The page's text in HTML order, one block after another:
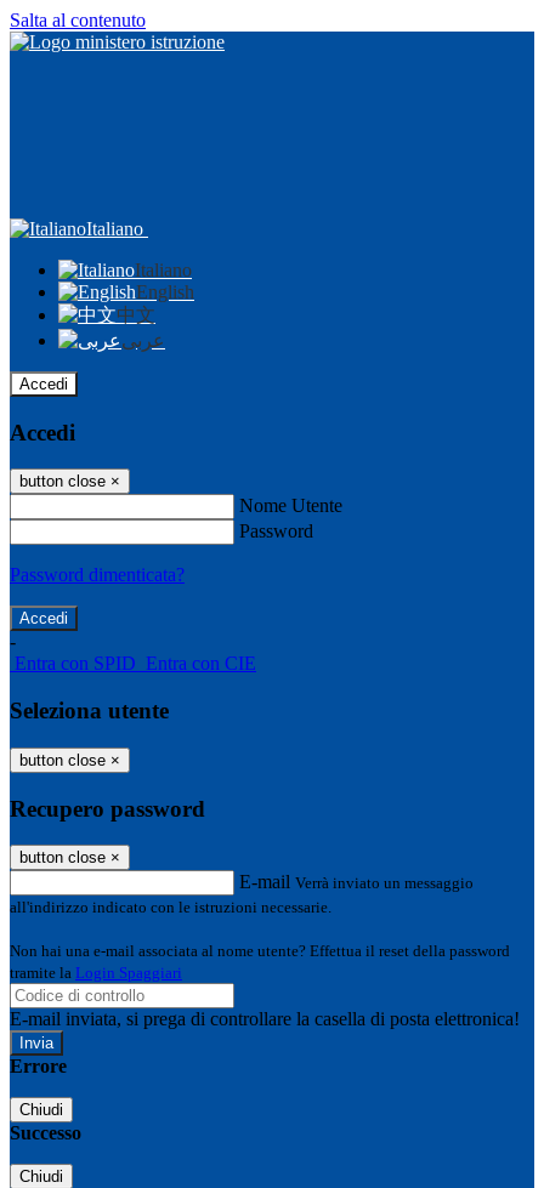
Salta al contenuto
Italiano
Italiano
English
中文
عربى
Accedi
Accedi
button close ×
Nome Utente
Password
Password dimenticata?
-
Entra con SPID Entra con CIE
Seleziona utente
button close ×
Recupero password
button close ×
E-mail Verrà inviato un messaggio
all'indirizzo indicato con le istruzioni necessarie.
Non hai una e-mail associata al nome utente? Effettua il reset della password
tramite la Login Spaggiari
E-mail inviata, si prega di controllare la casella di posta elettronica!
Errore
Chiudi
Successo
Chiudi